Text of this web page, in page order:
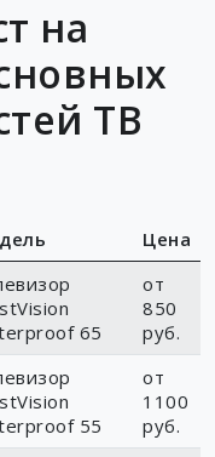
на
ТВ
Цена
65
от
850
руб.
55
от
1100
руб.